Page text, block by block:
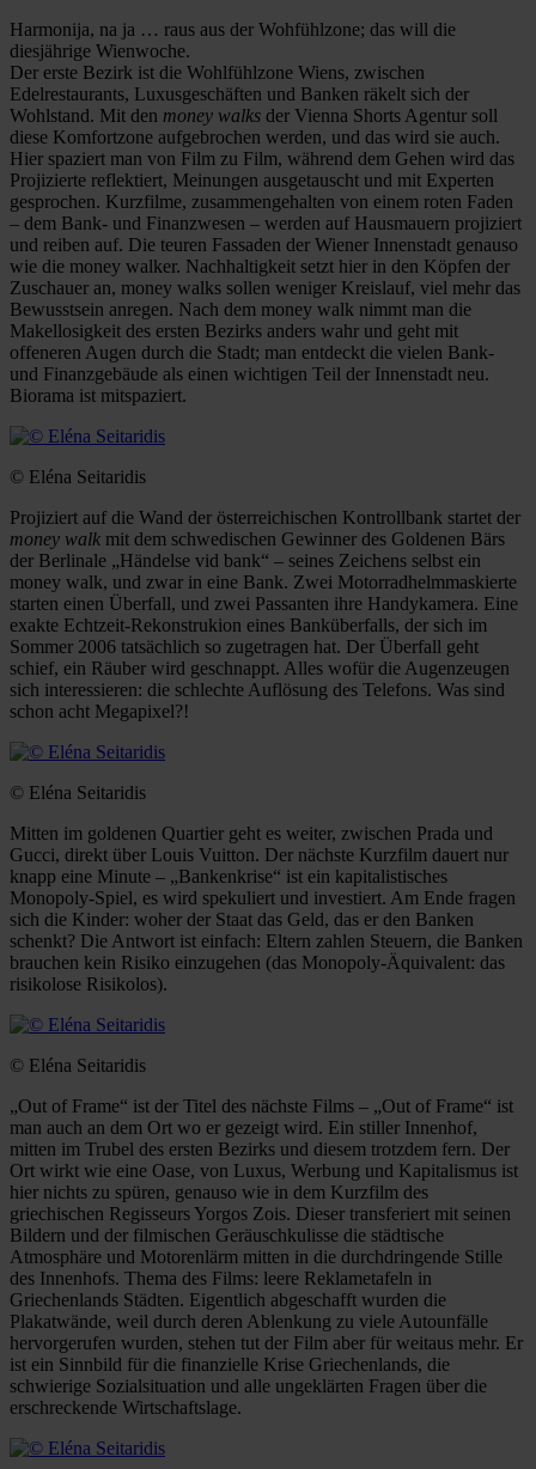
Harmonija, na ja … raus aus der Wohfühlzone; das will die
diesjährige Wienwoche.
Der erste Bezirk ist die Wohlfühlzone Wiens, zwischen
Edelrestaurants, Luxusgeschäften und Banken räkelt sich der
Wohlstand. Mit den money walks der Vienna Shorts Agentur soll
diese Komfortzone aufgebrochen werden, und das wird sie auch.
Hier spaziert man von Film zu Film, während dem Gehen wird das
Projizierte reflektiert, Meinungen ausgetauscht und mit Experten
gesprochen. Kurzfilme, zusammengehalten von einem roten Faden
– dem Bank- und Finanzwesen – werden auf Hausmauern projiziert
und reiben auf. Die teuren Fassaden der Wiener Innenstadt genauso
wie die money walker. Nachhaltigkeit setzt hier in den Köpfen der
Zuschauer an, money walks sollen weniger Kreislauf, viel mehr das
Bewusstsein anregen. Nach dem money walk nimmt man die
Makellosigkeit des ersten Bezirks anders wahr und geht mit
offeneren Augen durch die Stadt; man entdeckt die vielen Bank-
und Finanzgebäude als einen wichtigen Teil der Innenstadt neu.
Biorama ist mitspaziert.
© Eléna Seitaridis
Projiziert auf die Wand der österreichischen Kontrollbank startet der
money walk mit dem schwedischen Gewinner des Goldenen Bärs
der Berlinale „Händelse vid bank“ – seines Zeichens selbst ein
money walk, und zwar in eine Bank. Zwei Motorradhelmmaskierte
starten einen Überfall, und zwei Passanten ihre Handykamera. Eine
exakte Echtzeit-Rekonstrukion eines Banküberfalls, der sich im
Sommer 2006 tatsächlich so zugetragen hat. Der Überfall geht
schief, ein Räuber wird geschnappt. Alles wofür die Augenzeugen
sich interessieren: die schlechte Auflösung des Telefons. Was sind
schon acht Megapixel?!
© Eléna Seitaridis
Mitten im goldenen Quartier geht es weiter, zwischen Prada und
Gucci, direkt über Louis Vuitton. Der nächste Kurzfilm dauert nur
knapp eine Minute – „Bankenkrise“ ist ein kapitalistisches
Monopoly-Spiel, es wird spekuliert und investiert. Am Ende fragen
sich die Kinder: woher der Staat das Geld, das er den Banken
schenkt? Die Antwort ist einfach: Eltern zahlen Steuern, die Banken
brauchen kein Risiko einzugehen (das Monopoly-Äquivalent: das
risikolose Risikolos).
© Eléna Seitaridis
„Out of Frame“ ist der Titel des nächste Films – „Out of Frame“ ist
man auch an dem Ort wo er gezeigt wird. Ein stiller Innenhof,
mitten im Trubel des ersten Bezirks und diesem trotzdem fern. Der
Ort wirkt wie eine Oase, von Luxus, Werbung und Kapitalismus ist
hier nichts zu spüren, genauso wie in dem Kurzfilm des
griechischen Regisseurs Yorgos Zois. Dieser transferiert mit seinen
Bildern und der filmischen Geräuschkulisse die städtische
Atmosphäre und Motorenlärm mitten in die durchdringende Stille
des Innenhofs. Thema des Films: leere Reklametafeln in
Griechenlands Städten. Eigentlich abgeschafft wurden die
Plakatwände, weil durch deren Ablenkung zu viele Autounfälle
hervorgerufen wurden, stehen tut der Film aber für weitaus mehr. Er
ist ein Sinnbild für die finanzielle Krise Griechenlands, die
schwierige Sozialsituation und alle ungeklärten Fragen über die
erschreckende Wirtschaftslage.